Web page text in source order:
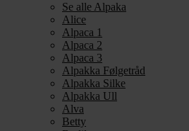
Se alle Alpaka
Alice
Alpaca 1
Alpaca 2
Alpaca 3
Alpakka Følgetråd
Alpakka Silke
Alpakka Ull
Alva
Betty